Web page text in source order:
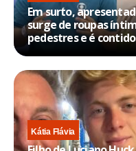
Em surto,
surge de roupas
pedestres e é
Kátia Flávia